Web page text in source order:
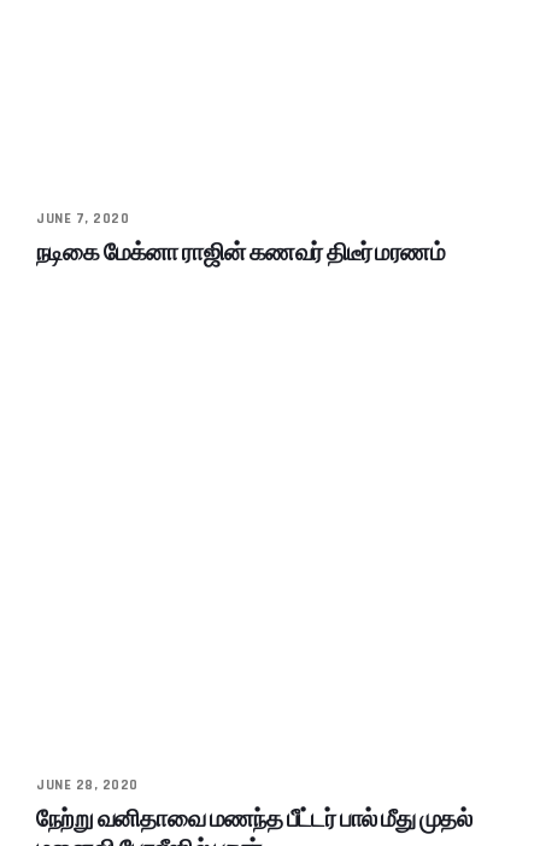
JUNE 7, 2020
நடிகை மேக்னா ராஜின் கணவர் திடீர் மரணம்
JUNE 28, 2020
நேற்று வனிதாவை மணந்த பீட்டர் பால் மீது முதல்